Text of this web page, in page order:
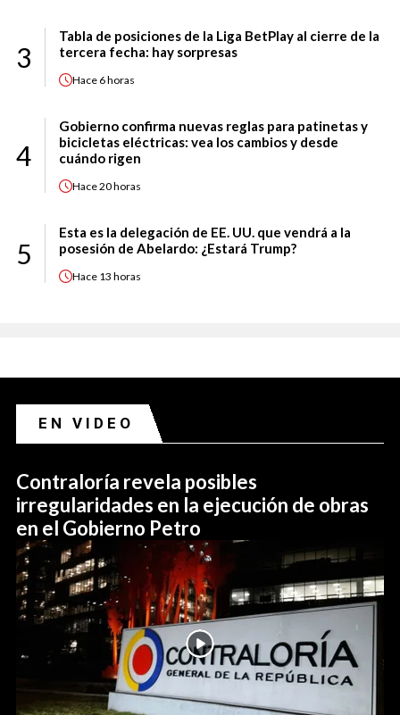
3
Tabla de posiciones de la Liga BetPlay al cierre de la
tercera fecha: hay sorpresas
Hace 6 horas
4
Gobierno confirma nuevas reglas para patinetas y
bicicletas eléctricas: vea los cambios y desde
cuándo rigen
Hace20 horas
5
Esta es la delegación de EE. UU. que vendrá a la
posesión de Abelardo: ¿Estará Trump?
Hace 13 horas
EN VIDEO
Contraloría revela posibles
irregularidades en la ejecución de obras
en el Gobierno Petro